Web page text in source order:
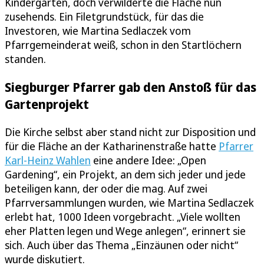
zusehends. Ein Filetgrundstück, für das die
Investoren, wie Martina Sedlaczek vom
Pfarrgemeinderat weiß, schon in den Startlöchern
standen.
Siegburger Pfarrer gab den Anstoß für das
Gartenprojekt
Die Kirche selbst aber stand nicht zur Disposition und
für die Fläche an der Katharinenstraße hatte Pfarrer
Karl-Heinz Wahlen eine andere Idee: „Open
Gardening“, ein Projekt, an dem sich jeder und jede
beteiligen kann, der oder die mag. Auf zwei
Pfarrversammlungen wurden, wie Martina Sedlaczek
erlebt hat, 1000 Ideen vorgebracht. „Viele wollten
eher Platten legen und Wege anlegen“, erinnert sie
sich. Auch über das Thema „Einzäunen oder nicht“
wurde diskutiert.